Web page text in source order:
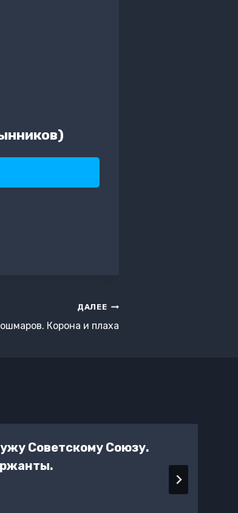
ДАЛЕЕ
Корона и плаха
Советскому Союзу.